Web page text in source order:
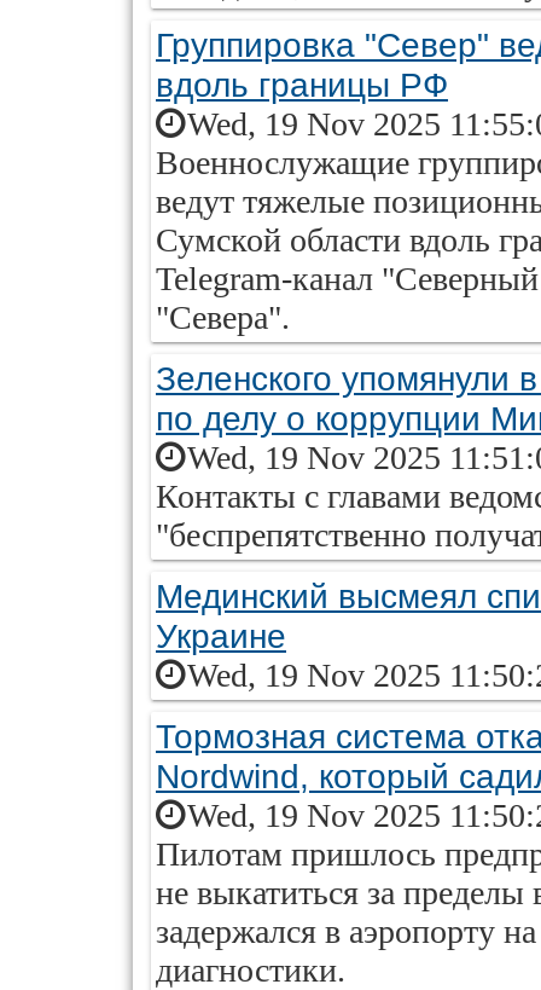
Группировка "Север"
вдоль границы РФ
Wed, 19 Nov 2025
Военнослужащие
ведут тяжелые
Сумской области вдоль
Telegram-канал
"Севера".
Зеленского упомянули
по делу о коррупции
Wed, 19 Nov 2025
Контакты с главами
"беспрепятственно
Мединский высмеял
Украине
Wed, 19 Nov 2025
Тормозная система
Nordwind, который
Wed, 19 Nov 2025
Пилотам пришлось
не выкатиться за
задержался в аэропорту
диагностики.